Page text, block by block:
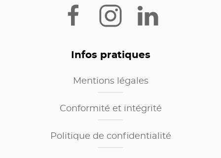
Infos pratiques
Mentions légales
Conformité et intégrité
Politique de confidentialité